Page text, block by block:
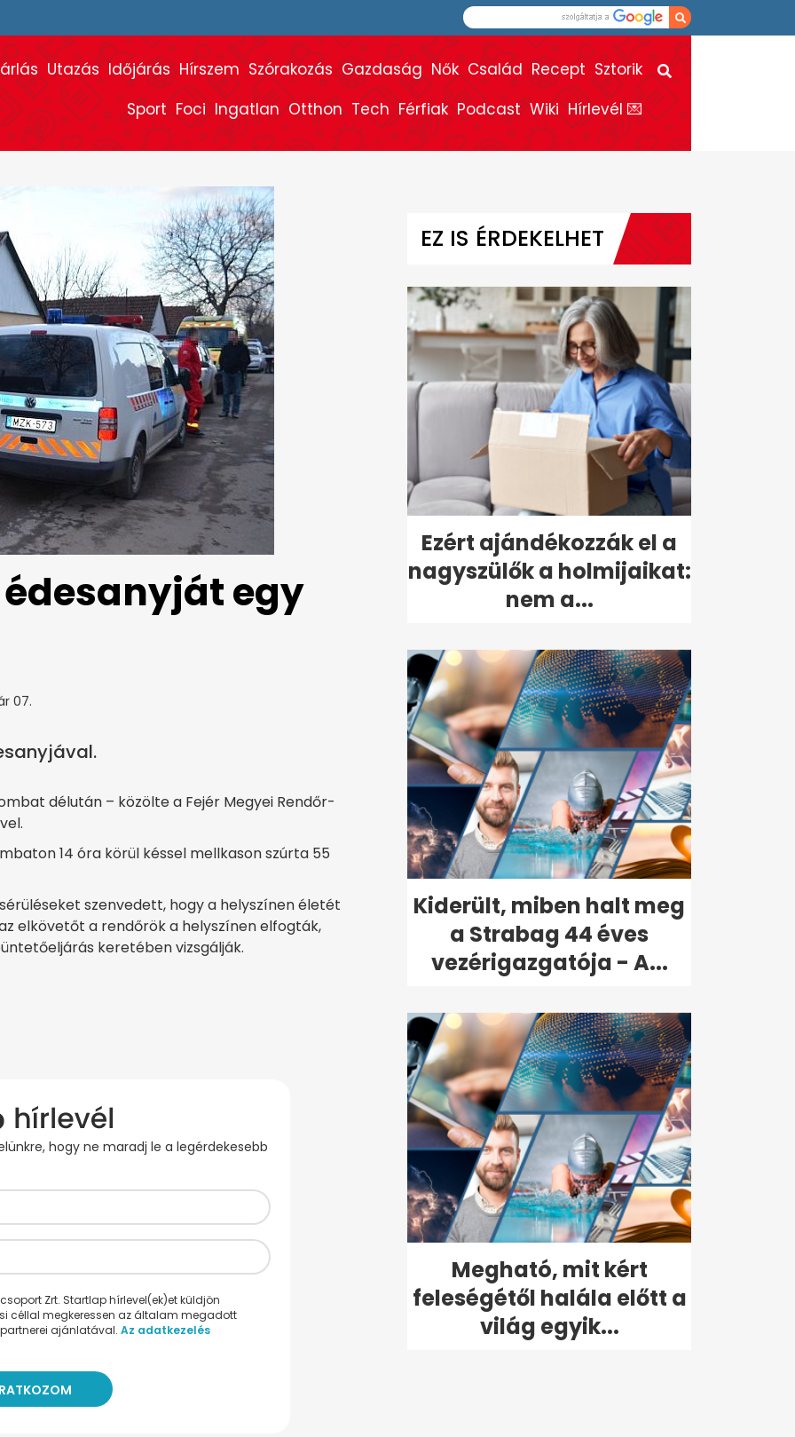
Utazás Időjárás Hírszem Szórakozás Gazdaság Nők Család Recept Sztorik
Sport Foci Ingatlan Otthon Tech Férfiak Podcast Wiki Hírlevél 💌
egy
07.
délután – közölte a Fejér Megyei Rendőr-
14 óra körül késsel mellkason szúrta 55
szenvedett, hogy a helyszínen életét
elkövetőt a rendőrök a helyszínen elfogták,
keretében vizsgálják.
hogy ne maradj le a legérdekesebb
Zrt. Startlap hírlevel(ek)et küldjön
céllal megkeressen az általam megadott
ajánlatával. Az adatkezelés
EZ IS ÉRDEKELHET
Ezért ajándékozzák el a
nagyszülők a holmijaikat:
nem a...
Kiderült, miben halt meg
a Strabag 44 éves
vezérigazgatója - A...
Megható, mit kért
feleségétől halála előtt a
világ egyik...